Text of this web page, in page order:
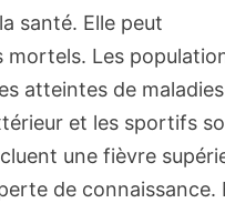
santé. Elle peut
mortels. Les
atteintes de maladies
et les sportifs
une fièvre
de connaissance.